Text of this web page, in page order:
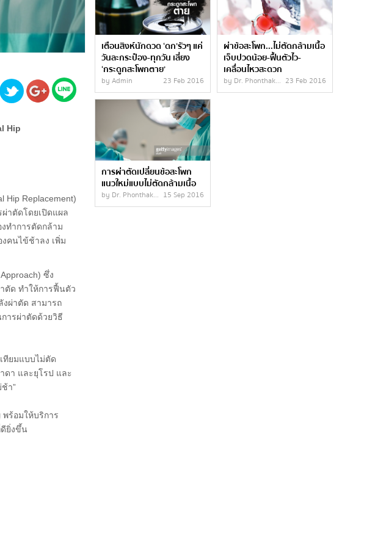
Hip
Hip Replacement)
าตัดโดยเปิดแผล
ทำการตัดกล้าม
คนไข้ช้าลง เพิ่ม
ซึ่ง
ตัด ทำให้การฟื้นตัว
งผ่าตัด สามารถ
ารผ่าตัดด้วยวิธี
ทียมแบบไม่ตัด
ดา และยุโรป และ
า”
ร้อมให้บริการ
ยิ่งขึ้น
เตือนสิงห์นักดวด ‘ดก’รัวๆ แค่
วันละกระป๋อง-ทุกวัน เสี่ยง
‘กระดูกสะโพกตาย’
by Admin 23 Feb 2016
ผ่าข้อสะโพก...ไม่ตัดกล้ามเนื้อ
เจ็บปวดน้อย-ฟื้นตัวไว-
เคลื่อนไหวสะดวก
by Dr. Phonthak... 23 Feb 2016
การผ่าตัดเปลี่ยนข้อสะโพก
แนวใหม่แบบไม่ตัดกล้ามเนื้อ
by Dr. Phonthak... 15 Sep 2016